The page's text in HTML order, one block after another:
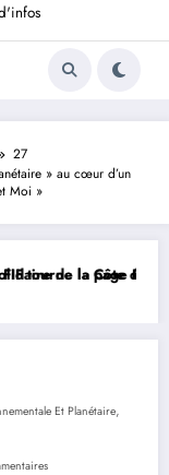
27
» au cœur d’un
Moi »
en Afrique
Faé
Et Planétaire,